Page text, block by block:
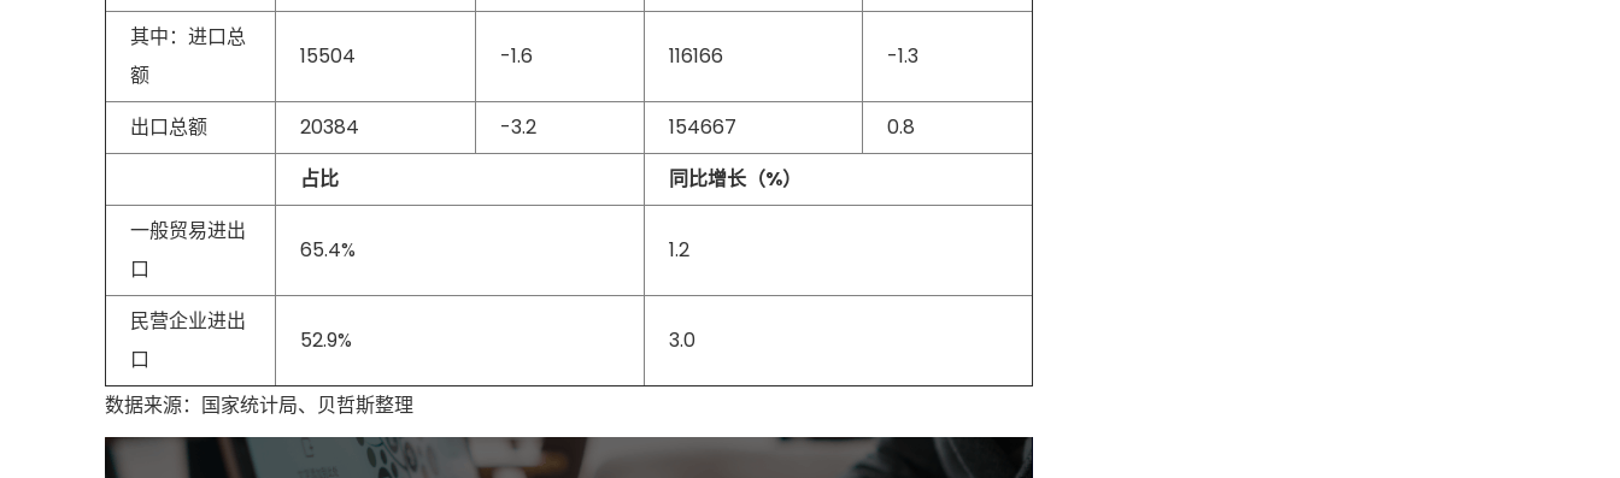
其中：进口总
额
15504 -1.6 116166 -1.3
出口总额 20384 -3.2 154667
0.8
占比
同比增长（%）
一般贸易进出
口
65.4% 1.2
民营企业进出
口
52.9% 3.0
数据来源：国家统计局、贝哲斯整理